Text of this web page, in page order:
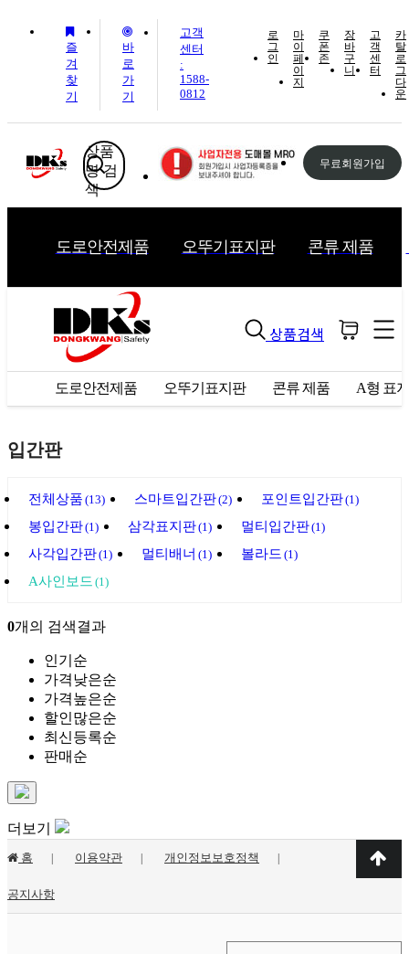
즐
겨
찾
기
바
로
가
기
고객
센터
:
1588-
0812
로
그
인
마
이
페
이
지
쿠
폰
존
장
바
구
니
고
객
센
터
카
탈
로
그
다
운
상품
명 검
색
무료회원가입
도로안전제품 오뚜기표지판 콘류 제품
상품검색
도로안전제품 오뚜기표지판 콘류 제품 A형 표
입간판
전체상품 (13) 스마트입간판(2) 포인트입간판(1)
봉입간판(1) 삼각표지판(1) 멀티입간판(1)
사각입간판(1) 멀티배너 (1) 볼라드 (1)
A사인보드 (1)
0개의 검색결과
인기순
가격낮은순
가격높은순
할인많은순
최신등록순
판매순
더보기
홈 이용약관 개인정보보호정책
공지사항